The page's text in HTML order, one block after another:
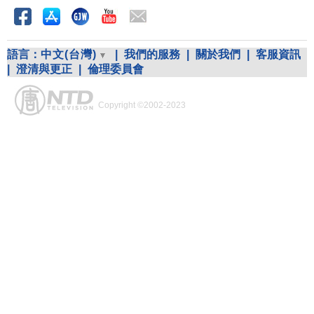
語言： 中文(台灣) 我們的服務 關於我們
客服資訊
澄清與更正 倫理委員會
Copyright ©2002-2023